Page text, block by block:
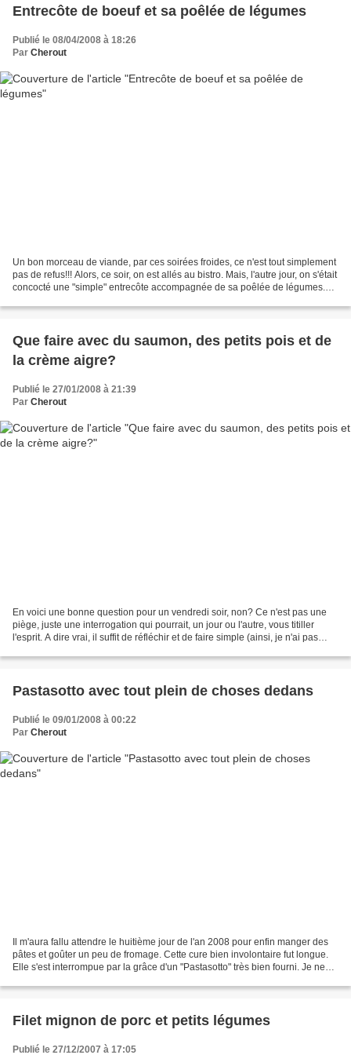
Entrecôte de boeuf et sa poêlée de légumes
Publié le 08/04/2008 à 18:26
Par Cherout
Un bon morceau de viande, par ces soirées froides, ce n'est tout simplement
pas de refus!!! Alors, ce soir, on est allés au bistro. Mais, l'autre jour, on s'était
concocté une "simple" entrecôte accompagnée de sa poêlée de légumes.
Que faire avec du saumon, des petits pois et de
la crème aigre?
Publié le 27/01/2008 à 21:39
Par Cherout
En voici une bonne question pour un vendredi soir, non? Ce n'est pas une
piège, juste une interrogation qui pourrait, un jour ou l'autre, vous titiller
l'esprit. A dire vrai, il suffit de réfléchir et de faire simple (ainsi, je n'ai pas
Pastasotto avec tout plein de choses dedans
Publié le 09/01/2008 à 00:22
Par Cherout
Il m'aura fallu attendre le huitième jour de l'an 2008 pour enfin manger des
pâtes et goûter un peu de fromage. Cette cure bien involontaire fut longue.
Elle s'est interrompue par la grâce d'un "Pastasotto" très bien fourni. Je ne
Filet mignon de porc et petits légumes
Publié le 27/12/2007 à 17:05